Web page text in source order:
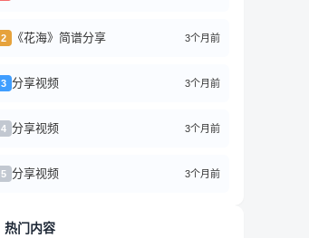
2 《花海》简谱分享 3个月前
3 分享视频 3个月前
4 分享视频 3个月前
5 分享视频 3个月前
热门内容